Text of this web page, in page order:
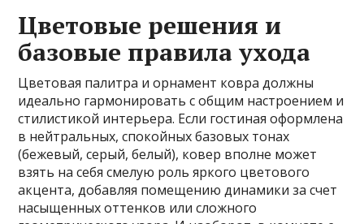
Цветовые решения и
базовые правила ухода
Цветовая палитра и орнамент ковра должны
идеально гармонировать с общим настроением и
стилистикой интерьера. Если гостиная оформлена
в нейтральных, спокойных базовых тонах
(бежевый, серый, белый), ковер вполне может
взять на себя смелую роль яркого цветового
акцента, добавляя помещению динамики за счет
насыщенных оттенков или сложного